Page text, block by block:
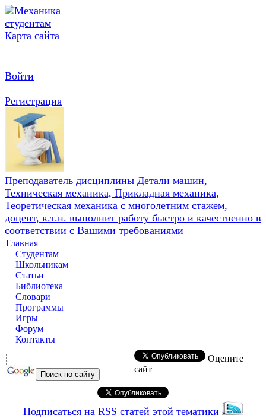
Карта сайта
Войти
Регистрация
Преподаватель дисциплины Детали машин,
Техническая механика, Прикладная механика,
Теоретическая механика с многолетним стажем,
доцент, к.т.н. выполнит работу быстро и качественно в
соответствии с Вашими требованиями
Главная
Студентам
Школьникам
Статьи
Библиотека
Словари
Программы
Игры
Форум
Контакты
Оцените
сайт
Подписаться на RSS статей этой тематики